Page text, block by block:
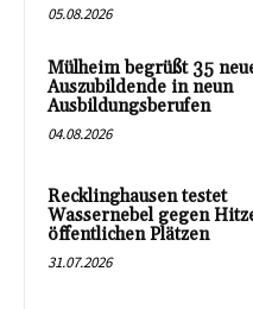
05.08.2026
Mülheim begrüßt 35
Auszubildende in neun
Ausbildungsberufen
04.08.2026
Recklinghausen testet
Wassernebel gegen
öffentlichen Plätzen
31.07.2026